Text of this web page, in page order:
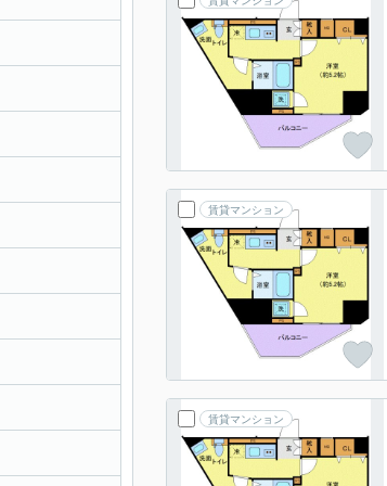
賃貸マンション
賃貸マンション